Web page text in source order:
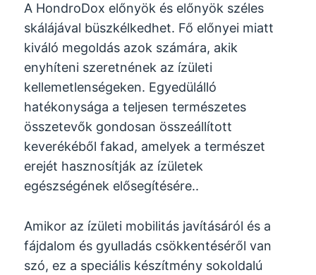
A HondroDox előnyök és előnyök széles
skálájával büszkélkedhet. Fő előnyei miatt
kiváló megoldás azok számára, akik
enyhíteni szeretnének az ízületi
kellemetlenségeken. Egyedülálló
hatékonysága a teljesen természetes
összetevők gondosan összeállított
keverékéből fakad, amelyek a természet
erejét hasznosítják az ízületek
egészségének elősegítésére..
Amikor az ízületi mobilitás javításáról és a
fájdalom és gyulladás csökkentéséről van
szó, ez a speciális készítmény sokoldalú